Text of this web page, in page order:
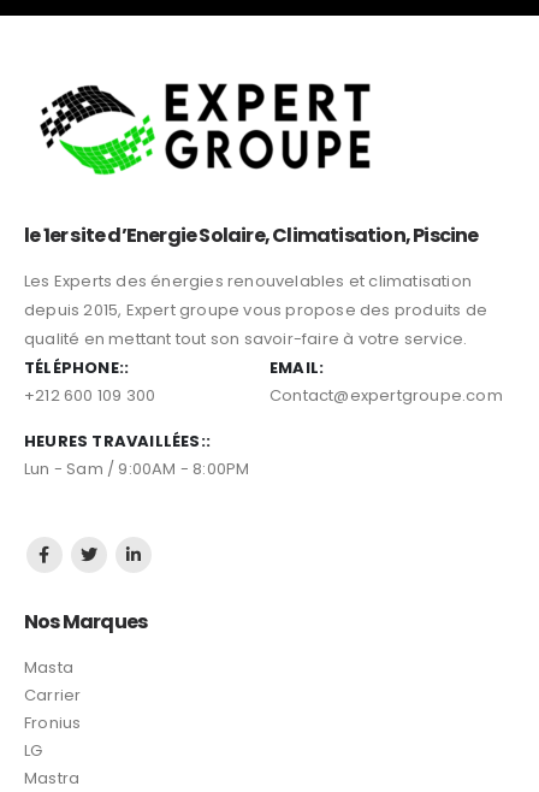
le 1er site d’Energie Solaire, Climatisation, Piscine
Les Experts des énergies renouvelables et climatisation
depuis 2015, Expert groupe vous propose des produits de
qualité en mettant tout son savoir-faire à votre service.
TÉLÉPHONE::
+212 600 109 300
EMAIL:
Contact@expertgroupe.com
HEURES TRAVAILLÉES::
Lun - Sam / 9:00AM - 8:00PM
Nos Marques
Masta
Carrier
Fronius
LG
Mastra